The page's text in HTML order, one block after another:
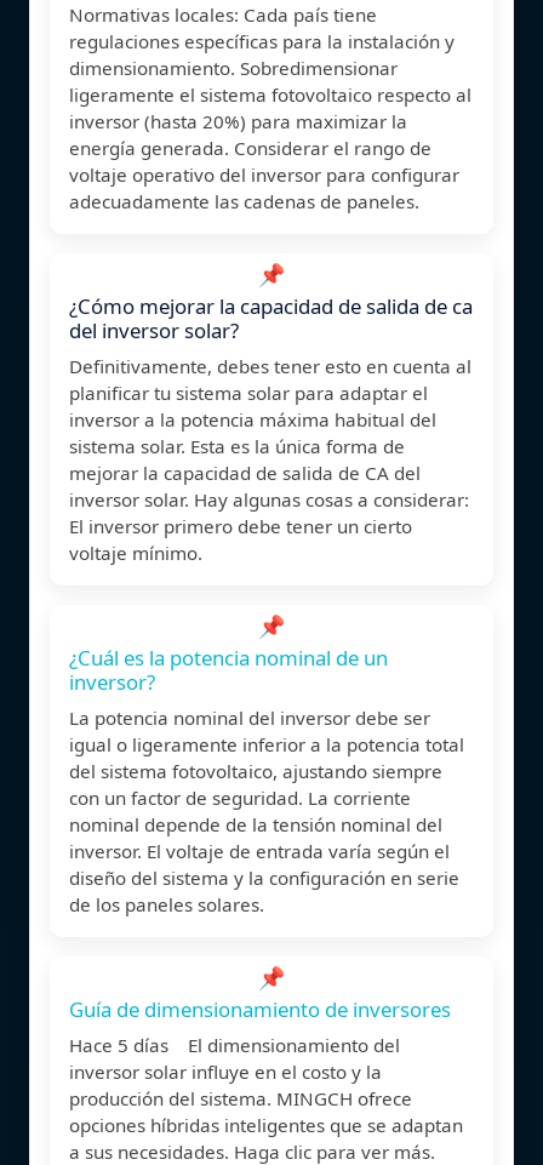
Normativas locales: Cada país tiene
regulaciones específicas para la instalación y
dimensionamiento. Sobredimensionar
ligeramente el sistema fotovoltaico respecto al
inversor (hasta 20%) para maximizar la
energía generada. Considerar el rango de
voltaje operativo del inversor para configurar
adecuadamente las cadenas de paneles.
📌
¿Cómo mejorar la capacidad de salida de ca
del inversor solar?
Definitivamente, debes tener esto en cuenta al
planificar tu sistema solar para adaptar el
inversor a la potencia máxima habitual del
sistema solar. Esta es la única forma de
mejorar la capacidad de salida de CA del
inversor solar. Hay algunas cosas a considerar:
El inversor primero debe tener un cierto
voltaje mínimo.
📌
¿Cuál es la potencia nominal de un
inversor?
La potencia nominal del inversor debe ser
igual o ligeramente inferior a la potencia total
del sistema fotovoltaico, ajustando siempre
con un factor de seguridad. La corriente
nominal depende de la tensión nominal del
inversor. El voltaje de entrada varía según el
diseño del sistema y la configuración en serie
de los paneles solares.
📌
Guía de dimensionamiento de inversores
Hace 5 días El dimensionamiento del
inversor solar influye en el costo y la
producción del sistema. MINGCH ofrece
opciones híbridas inteligentes que se adaptan
a sus necesidades. Haga clic para ver más.